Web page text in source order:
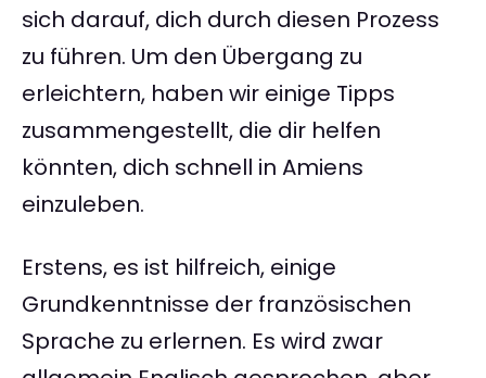
sich darauf, dich durch diesen Prozess
zu führen. Um den Übergang zu
erleichtern, haben wir einige Tipps
zusammengestellt, die dir helfen
könnten, dich schnell in Amiens
einzuleben.
Erstens, es ist hilfreich, einige
Grundkenntnisse der französischen
Sprache zu erlernen. Es wird zwar